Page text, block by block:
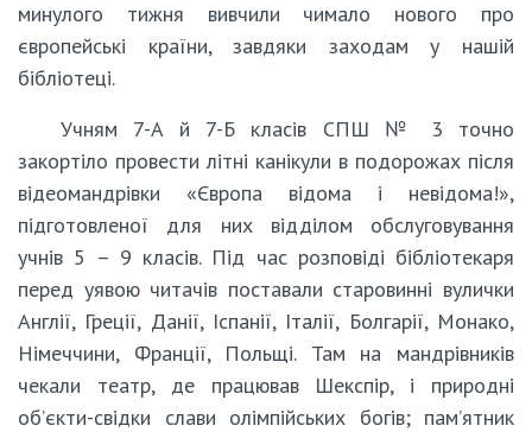
минулого тижня вивчили чимало нового про
європейські країни, завдяки заходам у нашій
бібліотеці.
Учням 7-А й 7-Б класів СПШ № 3 точно
закортіло провести літні канікули в подорожах після
відеомандрівки «Європа відома і невідома!»,
підготовленої для них відділом обслуговування
учнів 5 – 9 класів. Під час розповіді бібліотекаря
перед уявою читачів поставали старовинні вулички
Англії, Греції, Данії, Іспанії, Італії, Болгарії, Монако,
Німеччини, Франції, Польщі. Там на мандрівників
чекали театр, де працював Шекспір, і природні
об’єкти-свідки слави олімпійських богів; пам’ятник